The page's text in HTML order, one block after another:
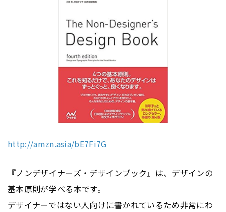
http://amzn.asia/bE7Fi7G
『ノンデザイナーズ・デザインブック』は、デザインの
基本原則が学べる本です。
デザイナーではない人向けに書かれているため非常にわ